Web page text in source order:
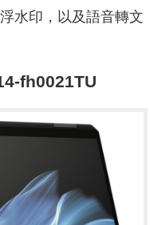
水印，以及語音轉文
fh0021TU